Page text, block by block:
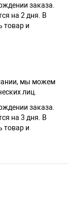
заказа.
на 2 дня. В
товар и
мы можем
лиц.
заказа.
на 3 дня. В
товар и